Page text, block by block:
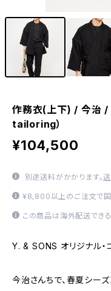
作務衣(上下) / 今治 /
tailoring）
¥104,500
別途送料がかかります。
¥8,800以上のご注文で国
この商品は海外配送できる
Y. & SONS オリジナル・
今治さんちで、春夏シー